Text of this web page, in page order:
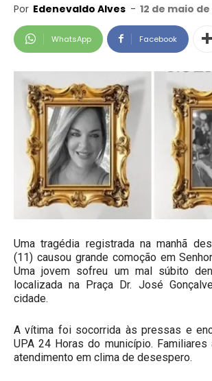
Por Edenevaldo Alves - 12 de maio
WhatsApp Facebook
Uma tragédia registrada na manhã
(11) causou grande comoção em
Uma jovem sofreu um mal súbito
localizada na Praça Dr. José
cidade.
A vítima foi socorrida às pressas e
UPA 24 Horas do município. Familiares
atendimento em clima de desespero.